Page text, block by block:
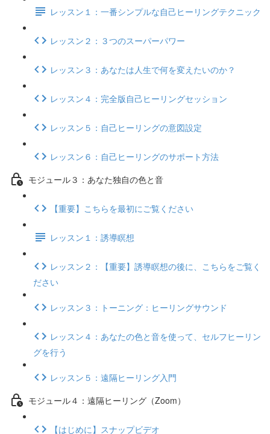
レッスン１：一番シンプルな自己ヒーリングテクニック
レッスン２：３つのスーパーパワー
レッスン３：あなたは人生で何を変えたいのか？
レッスン４：完全版自己ヒーリングセッション
レッスン５：自己ヒーリングの意図設定
レッスン６：自己ヒーリングのサポート方法
モジュール３：あなた独自の色と音
【重要】こちらを最初にご覧ください
レッスン１：誘導瞑想
レッスン２：【重要】誘導瞑想の後に、こちらをご覧く
ださい
レッスン３：トーニング：ヒーリングサウンド
レッスン４：あなたの色と音を使って、セルフヒーリン
グを行う
レッスン５：遠隔ヒーリング入門
モジュール４：遠隔ヒーリング（Zoom）
【はじめに】スナップビデオ